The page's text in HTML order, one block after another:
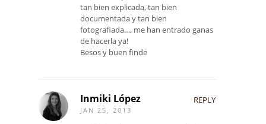
tan bien explicada, tan bien
documentada y tan bien
fotografiada…, me han entrado ganas
de hacerla ya!
Besos y buen finde
Inmiki López
JAN 25, 2013
REPLY